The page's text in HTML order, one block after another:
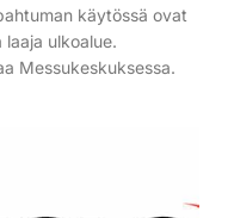
käytössä ovat
ulkoalue.
Messukeskuksessa.